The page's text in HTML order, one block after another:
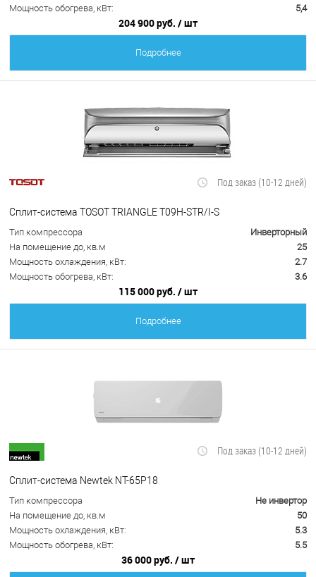
Мощность обогрева, кВт:
5,4
204 900 руб. / шт
Подробнее
Под заказ (10-12 дней)
Сплит-система TOSOT TRIANGLE T09H-STR/I-S
Тип компрессора
Инверторный
На помещение до, кв.м
25
Мощность охлаждения, кВт:
2.7
Мощность обогрева, кВт:
3.6
115 000 руб. / шт
Подробнее
Под заказ (10-12 дней)
Сплит-система Newtek NT-65P18
Тип компрессора
Не инвертор
На помещение до, кв.м
50
Мощность охлаждения, кВт:
5.3
Мощность обогрева, кВт:
5.5
36 000 руб. / шт